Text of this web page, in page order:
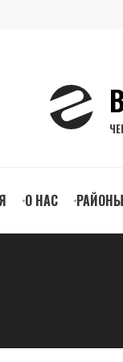
О НАС РАЙОНЫ